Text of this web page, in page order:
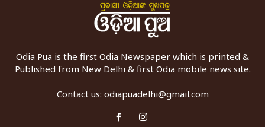
Odia Pua is the first Odia Newspaper which is printed &
Published from New Delhi & first Odia mobile news site.
Contact us: odiapuadelhi@gmail.com